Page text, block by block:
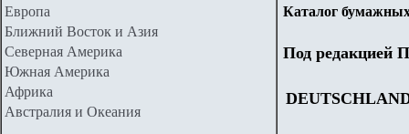
Европа
Ближний Восток и Азия
Северная Америка
Южная Америка
Африка
Австралия и Океания
Каталог
Под редакцией